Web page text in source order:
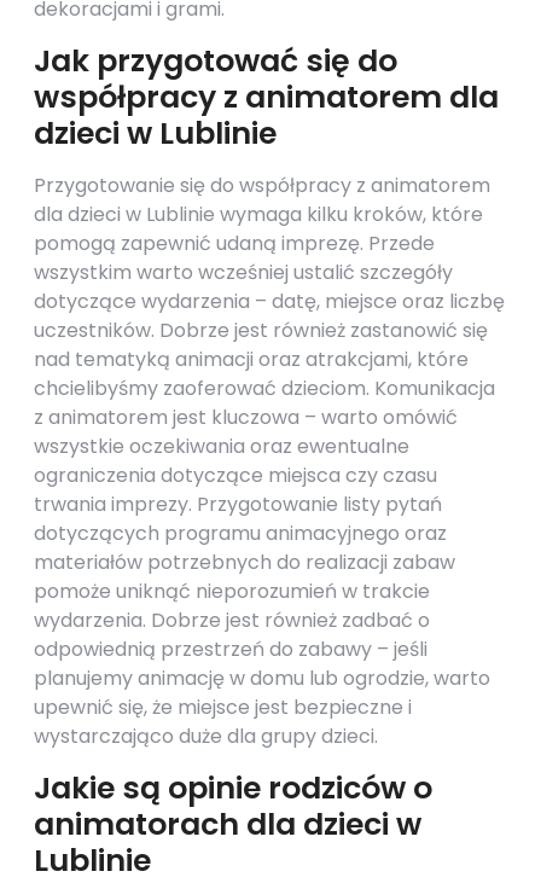
dekoracjami i grami.
Jak przygotować się do
współpracy z animatorem dla
dzieci w Lublinie
Przygotowanie się do współpracy z animatorem
dla dzieci w Lublinie wymaga kilku kroków, które
pomogą zapewnić udaną imprezę. Przede
wszystkim warto wcześniej ustalić szczegóły
dotyczące wydarzenia – datę, miejsce oraz liczbę
uczestników. Dobrze jest również zastanowić się
nad tematyką animacji oraz atrakcjami, które
chcielibyśmy zaoferować dzieciom. Komunikacja
z animatorem jest kluczowa – warto omówić
wszystkie oczekiwania oraz ewentualne
ograniczenia dotyczące miejsca czy czasu
trwania imprezy. Przygotowanie listy pytań
dotyczących programu animacyjnego oraz
materiałów potrzebnych do realizacji zabaw
pomoże uniknąć nieporozumień w trakcie
wydarzenia. Dobrze jest również zadbać o
odpowiednią przestrzeń do zabawy – jeśli
planujemy animację w domu lub ogrodzie, warto
upewnić się, że miejsce jest bezpieczne i
wystarczająco duże dla grupy dzieci.
Jakie są opinie rodziców o
animatorach dla dzieci w
Lublinie